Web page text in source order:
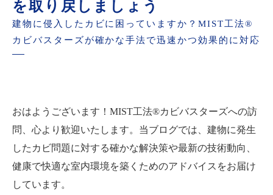
を取り戻しましょう
建物に侵入したカビに困っていますか？MIST工法®
カビバスターズが確かな手法で迅速かつ効果的に対応
おはようございます！MIST工法®カビバスターズへの訪
問、心より歓迎いたします。当ブログでは、建物に発生
したカビ問題に対する確かな解決策や最新の技術動向、
健康で快適な室内環境を築くためのアドバイスをお届け
しています。